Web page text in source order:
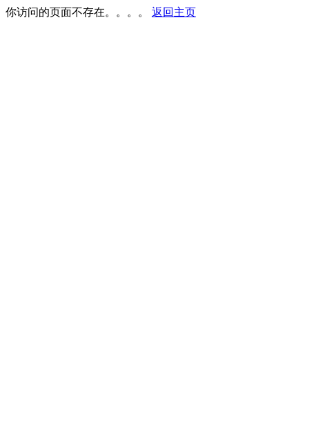
你访问的页面不存在。。。。 返回主页